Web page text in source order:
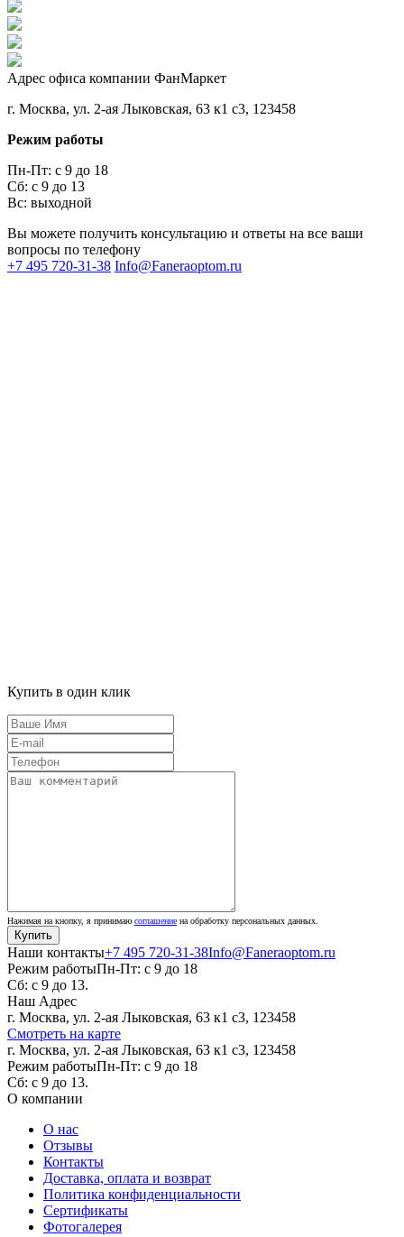
Адрес офиса компании ФанМаркет
г. Москва, ул. 2-ая Лыковская, 63 к1 с3, 123458
Режим работы
Пн-Пт: с 9 до 18
Сб: с 9 до 13
Вс: выходной
Вы можете получить консультацию и ответы на все ваши
вопросы по телефону
+7 495 720-31-38 Info@Faneraoptom.ru
Купить в один клик
Нажимая на кнопку, я принимаю соглашение на обработку персональных данных.
Наши контакты+7 495 720-31-38Info@Faneraoptom.ru
Режим работыПн-Пт: с 9 до 18
Сб: с 9 до 13.
Наш Адрес
г. Москва, ул. 2-ая Лыковская, 63 к1 с3, 123458
Смотреть на карте
г. Москва, ул. 2-ая Лыковская, 63 к1 с3, 123458
Режим работыПн-Пт: с 9 до 18
Сб: с 9 до 13.
О компании
О нас
Отзывы
Контакты
Доставка, оплата и возврат
Политика конфиденциальности
Сертификаты
Фотогалерея